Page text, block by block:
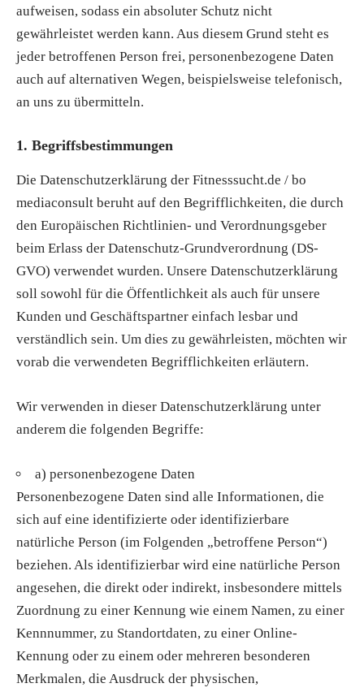
aufweisen, sodass ein absoluter Schutz nicht
gewährleistet werden kann. Aus diesem Grund steht es
jeder betroffenen Person frei, personenbezogene Daten
auch auf alternativen Wegen, beispielsweise telefonisch,
an uns zu übermitteln.
1. Begriffsbestimmungen
Die Datenschutzerklärung der Fitnesssucht.de / bo
mediaconsult beruht auf den Begrifflichkeiten, die durch
den Europäischen Richtlinien- und Verordnungsgeber
beim Erlass der Datenschutz-Grundverordnung (DS-
GVO) verwendet wurden. Unsere Datenschutzerklärung
soll sowohl für die Öffentlichkeit als auch für unsere
Kunden und Geschäftspartner einfach lesbar und
verständlich sein. Um dies zu gewährleisten, möchten wir
vorab die verwendeten Begrifflichkeiten erläutern.
Wir verwenden in dieser Datenschutzerklärung unter
anderem die folgenden Begriffe:
a) personenbezogene Daten
Personenbezogene Daten sind alle Informationen, die
sich auf eine identifizierte oder identifizierbare
natürliche Person (im Folgenden „betroffene Person“)
beziehen. Als identifizierbar wird eine natürliche Person
angesehen, die direkt oder indirekt, insbesondere mittels
Zuordnung zu einer Kennung wie einem Namen, zu einer
Kennnummer, zu Standortdaten, zu einer Online-
Kennung oder zu einem oder mehreren besonderen
Merkmalen, die Ausdruck der physischen,